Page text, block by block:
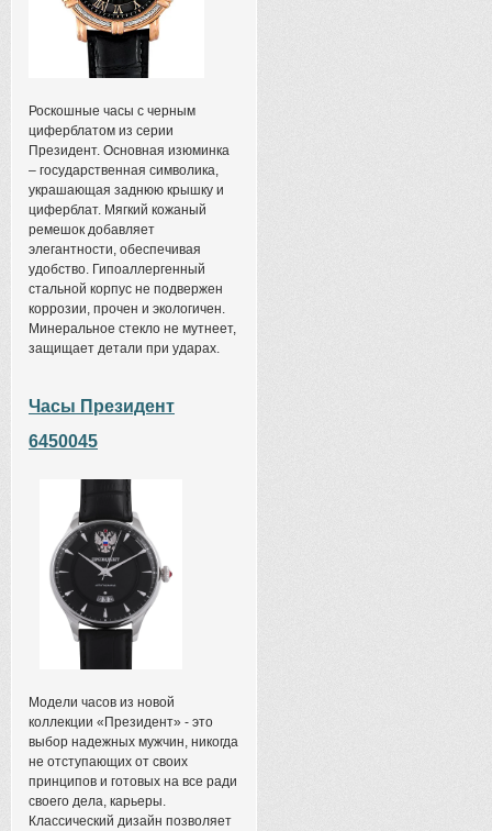
Роскошные часы с черным
циферблатом из серии
Президент. Основная изюминка
– государственная символика,
украшающая заднюю крышку и
циферблат. Мягкий кожаный
ремешок добавляет
элегантности, обеспечивая
удобство. Гипоаллергенный
стальной корпус не подвержен
коррозии, прочен и экологичен.
Минеральное стекло не мутнеет,
защищает детали при ударах.
Часы Президент
6450045
Модели часов из новой
коллекции «Президент» - это
выбор надежных мужчин, никогда
не отступающих от своих
принципов и готовых на все ради
своего дела, карьеры.
Классический дизайн позволяет